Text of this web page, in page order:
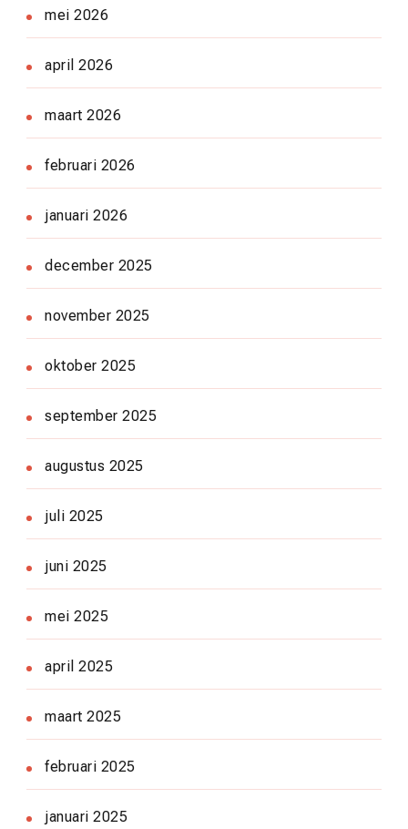
mei 2026
april 2026
maart 2026
februari 2026
januari 2026
december 2025
november 2025
oktober 2025
september 2025
augustus 2025
juli 2025
juni 2025
mei 2025
april 2025
maart 2025
februari 2025
januari 2025